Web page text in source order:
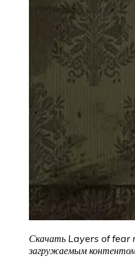
Скачать Layers of fear
загружаемым